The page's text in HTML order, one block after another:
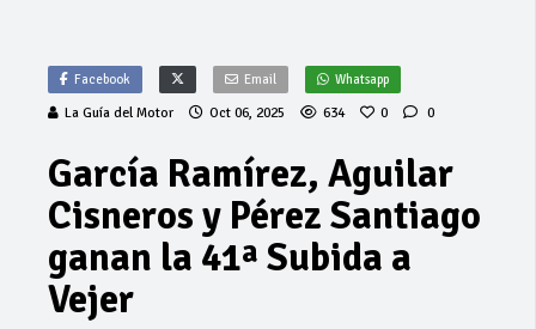
Facebook Email Whatsapp
La Guía del Motor Oct 06, 2025 634 0 0
García Ramírez, Aguilar
Cisneros y Pérez Santiago
ganan la 41ª Subida a
Vejer